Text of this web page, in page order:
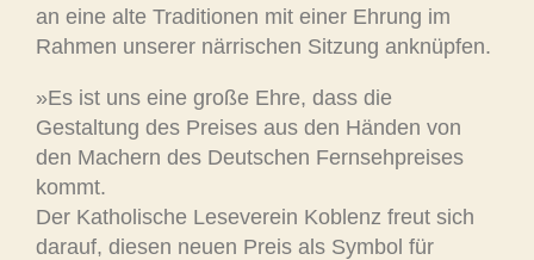
an eine alte Traditionen mit einer Ehrung im
Rahmen unserer närrischen Sitzung anknüpfen.
»Es ist uns eine große Ehre, dass die
Gestaltung des Preises aus den Händen von
den Machern des Deutschen Fernsehpreises
kommt.
Der Katholische Leseverein Koblenz freut sich
darauf, diesen neuen Preis als Symbol für